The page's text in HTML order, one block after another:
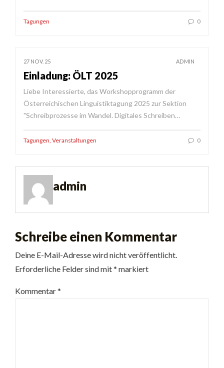
Tagungen 0
27 NOV. 25 ADMIN
Einladung: ÖLT 2025
Liebe Interessierte, das Workshopprogramm der
Österreichischen Linguistiktagung 2025 zur Sektion
"Schreibprozesse im Wandel. Digitales Schreiben…
Tagungen Veranstaltungen 0
admin
Schreibe einen Kommentar
Deine E-Mail-Adresse wird nicht veröffentlicht.
Erforderliche Felder sind mit* markiert
Kommentar*